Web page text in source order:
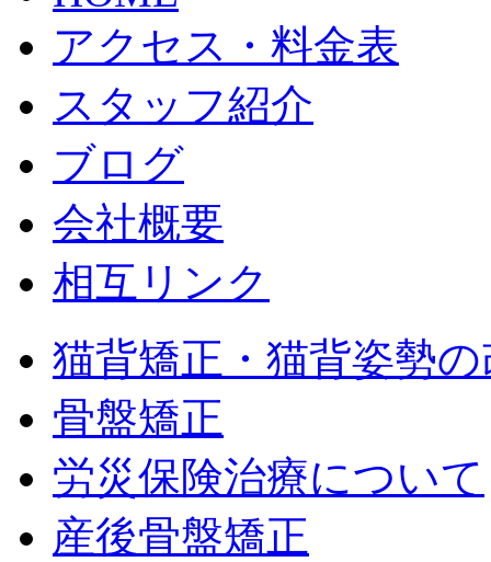
アクセス・料金表
スタッフ紹介
ブログ
会社概要
相互リンク
猫背矯正・猫背姿勢
骨盤矯正
労災保険治療について
産後骨盤矯正